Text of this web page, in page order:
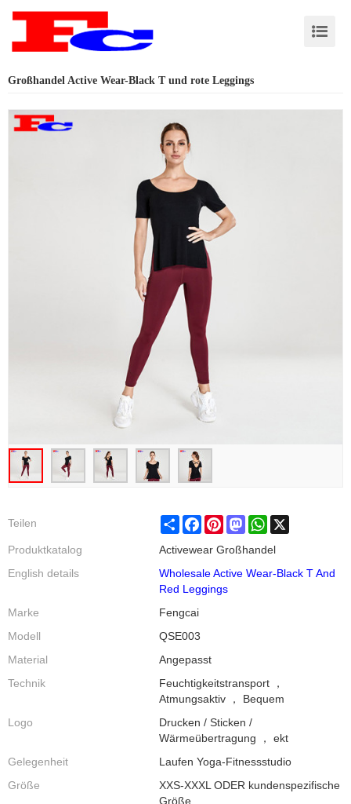
Großhandel Active Wear-Black T und rote Leggings
Teilen ShareFacebookPinterestMastodonWhatsApp
Produktkatalog
Activewear Großhandel
English details
Wholesale Active Wear-Black T And
Red Leggings
Marke
Fengcai
Modell
QSE003
Material
Angepasst
Technik
Feuchtigkeitstransport ，
Atmungsaktiv ， Bequem
Logo
Drucken / Sticken /
Wärmeübertragung ， ekt
Gelegenheit
Laufen Yoga-Fitnessstudio
Größe
XXS-XXXL ODER kundenspezifische
Größe